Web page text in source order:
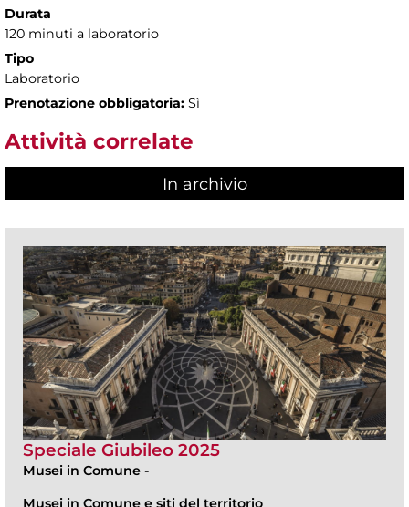
Durata
120 minuti a laboratorio
Tipo
Laboratorio
Prenotazione obbligatoria: Sì
Attività correlate
In archivio
Speciale Giubileo 2025
Musei in Comune -
Musei in Comune e siti del territorio